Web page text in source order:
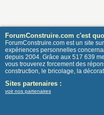
ForumConstruire.com c'est
ForumConstruire.com est un site
expériences personnelles
depuis 2004. Grâce aux 517 639
vous trouverez forcement des
construction, le bricolage, la
Sites partenaires :
voir nos partenaires